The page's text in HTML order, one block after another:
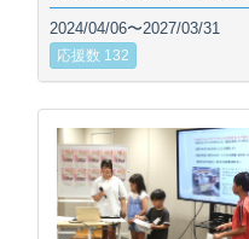
2024/04/06〜2027/03/31
応援数 132